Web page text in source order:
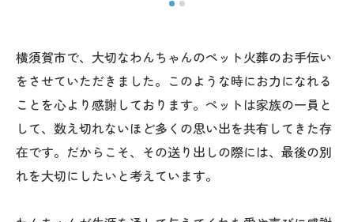
横須賀市で、大切なわんちゃんのペット火葬のお手伝い
をさせていただきました。このような時にお力になれる
ことを心より感謝しております。ペットは家族の一員と
して、数え切れないほど多くの思い出を共有してきた存
在です。だからこそ、その送り出しの際には、最後の別
れを大切にしたいと考えています。